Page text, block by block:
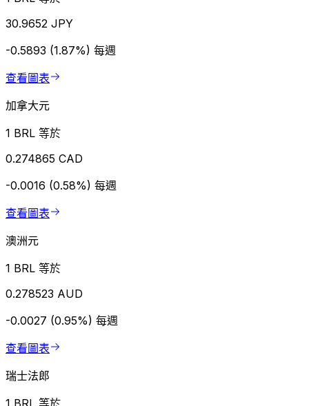
30.9652 JPY
-0.5893 (1.87%) 每週
查看圖表
加拿大元
1 BRL 等於
0.274865 CAD
-0.0016 (0.58%) 每週
查看圖表
澳洲元
1 BRL 等於
0.278523 AUD
-0.0027 (0.95%) 每週
查看圖表
瑞士法郎